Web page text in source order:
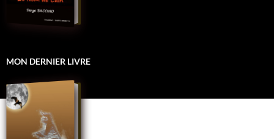
MON DERNIER LIVRE